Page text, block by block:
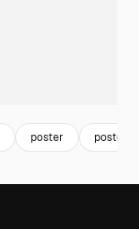
poster poster